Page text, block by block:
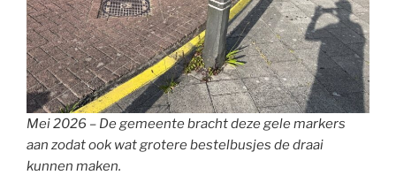
Mei 2026 – De gemeente bracht deze gele markers
aan zodat ook wat grotere bestelbusjes de draai
kunnen maken.